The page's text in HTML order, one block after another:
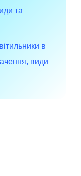
та
в
види